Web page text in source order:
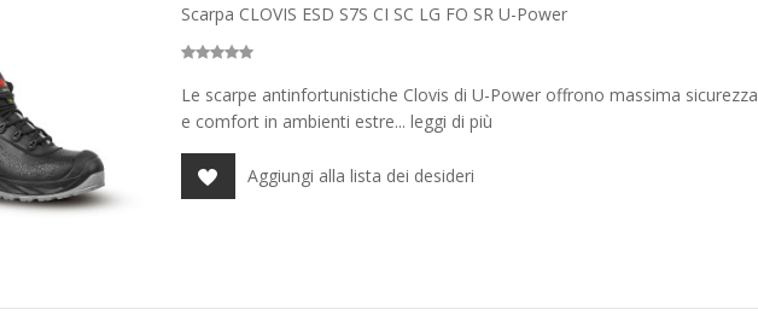
Scarpa CLOVIS ESD S7S CI SC LG FO SR U-Power
Le scarpe antinfortunistiche Clovis di U-Power offrono massima sicurezza
e comfort in ambienti estre... leggi di più
Aggiungi alla lista dei desideri